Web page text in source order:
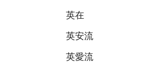
英在
英安流
英愛流